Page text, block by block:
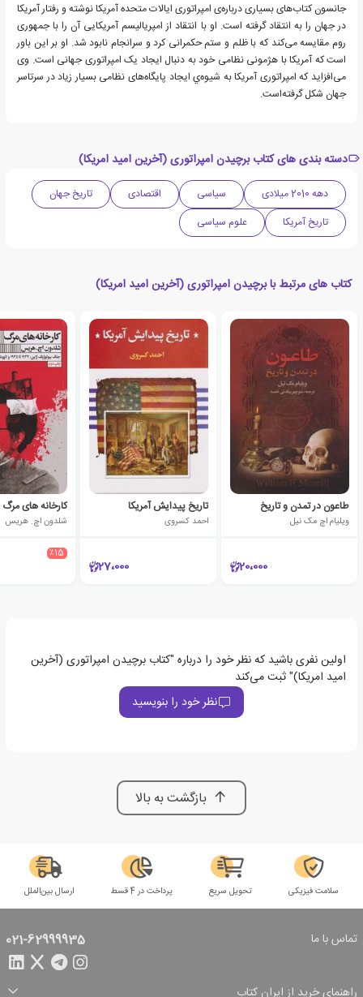
جانسون کتاب‌های بسیاری درباره‌ی امپراتوری ایالات متحده آمریکا نوشته و رفتار آمریکا
در جهان را به انتقاد گرفته‌ است. او با انتقاد از امپریالیسم آمریکایی آن را با جمهوری
روم مقایسه می‌کند که با ظلم و ستم حکمرانی کرد و سرانجام نابود شد. او بر این باور
است که آمریکا با هژمونی نظامی خود به دنبال ایجاد یک امپراتوری جهانی است. وی
می‌افزاید که امپراتوری آمریکا به شیوه‌ي ایجاد پایگاه‌های نظامی بسیار زیاد در سرتاسر
جهان شکل گرفته‌است.
دسته بندی های کتاب برچیدن امپراتوری (آخرین امید امریکا)
دهه 2010 میلادی سیاسی اقتصادی
تاریخ جهان
تاریخ آمریکا
علوم سیاسی
کتاب های مرتبط با برچیدن امپراتوری (آخرین امید امریکا)
طاعون در تمدن و تاریخ
ویلیام اچ مک نیل
20،000
تاریخ پیدایش آمریکا
احمد کسروی
27،000
کارخانه های مرگ
شلدون اچ. هریس
٪15
اولین نفری باشید که نظر خود را درباره "کتاب برچیدن امپراتوری (آخرین
امید امریکا)" ثبت می‌کند
نظر خود را بنویسید
بازگشت به بالا
سلامت فیزیکی تحویل سریع پرداخت در 4 قسط ارسال بین‌الملل
تماس با ما 021-62999935